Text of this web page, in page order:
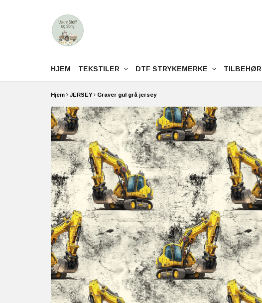
Hjem JERSEY Graver gul grå jersey
HJEM TEKSTILER DTF STRYKEMERKE TILBEHØR